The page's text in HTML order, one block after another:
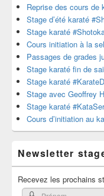
Reprise des cours de
Stage d’été karaté
Stage karaté
Cours initiation à la
Passages de grades
Stage karaté fin de
Stage karaté
Stage avec Geoffrey
Stage karaté
Cours d’initiation au
Newsletter
Recevez les prochains